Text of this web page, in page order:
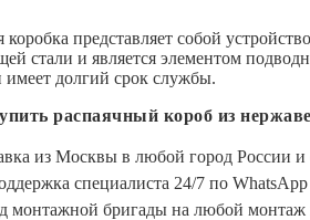
коробка представляет собой
стали и является элементом
имеет долгий срок службы.
распаячный короб из
из Москвы в любой город России
специалиста 24/7 по
монтажной бригады на любой монтаж